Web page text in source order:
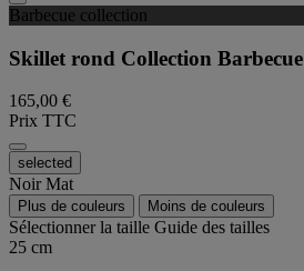
Barbecue collection
Skillet rond Collection Barbecue
165,00 €
Prix TTC
selected
Noir Mat
Plus de couleurs Moins de couleurs
Sélectionner la taille Guide des tailles
25 cm